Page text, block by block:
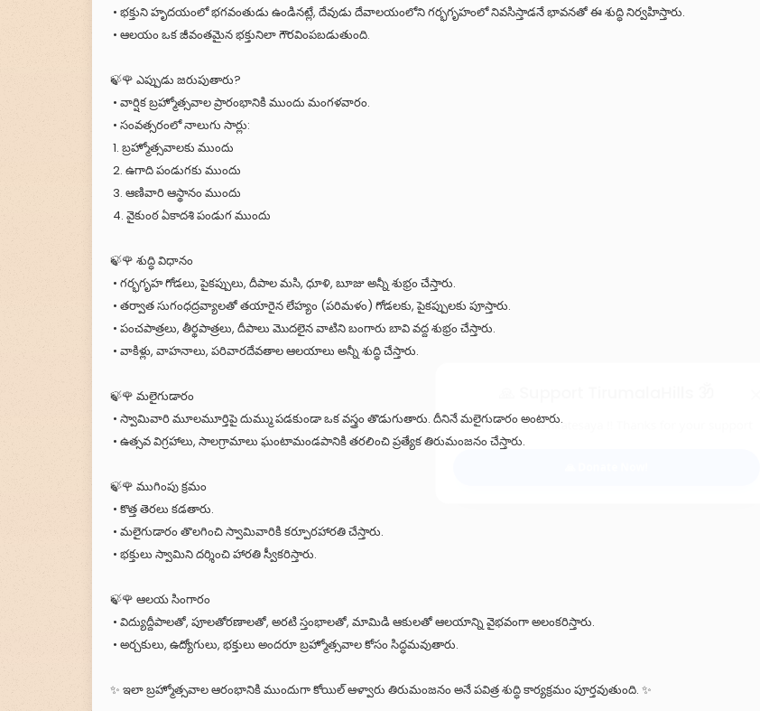
• భక్తుని హృదయంలో భగవంతుడు ఉండినట్లే, దేవుడు దేవాలయంలోని గర్భగృహంలో నివసిస్తాడనే భావనతో ఈ శుద్ధి నిర్వహిస్తారు.
• ఆలయం ఒక జీవంతమైన భక్తునిలా గౌరవింపబడుతుంది.
🍃🌹 ఎప్పుడు జరుపుతారు?
• వార్షిక బ్రహ్మోత్సవాల ప్రారంభానికి ముందు మంగళవారం.
• సంవత్సరంలో నాలుగు సార్లు:
1. బ్రహ్మోత్సవాలకు ముందు
2. ఉగాది పండుగకు ముందు
3. ఆణివారి ఆస్థానం ముందు
4. వైకుంఠ ఏకాదశి పండుగ ముందు
🍃🌹 శుద్ధి విధానం
• గర్భగృహ గోడలు, పైకప్పులు, దీపాల మసి, ధూళి, బూజు అన్నీ శుభ్రం చేస్తారు.
• తర్వాత సుగంధద్రవ్యాలతో తయారైన లేహ్యం (పరిమళం) గోడలకు, పైకప్పులకు పూస్తారు.
• పంచపాత్రలు, తీర్థపాత్రలు, దీపాలు మొదలైన వాటిని బంగారు బావి వద్ద శుభ్రం చేస్తారు.
• వాకిళ్లు, వాహనాలు, పరివారదేవతాల ఆలయాలు అన్నీ శుద్ధి చేస్తారు.
🍃🌹 మలైగుడారం
• స్వామివారి మూలమూర్తిపై దుమ్ము పడకుండా ఒక వస్త్రం తొడుగుతారు. దీనినే మలైగుడారం అంటారు.
• ఉత్సవ విగ్రహాలు, సాలగ్రామాలు ఘంటామండపానికి తరలించి ప్రత్యేక తిరుమంజనం చేస్తారు.
🍃🌹 ముగింపు క్రమం
• కొత్త తెరలు కడతారు.
• మలైగుడారం తొలగించి స్వామివారికి కర్పూరహారతి చేస్తారు.
• భక్తులు స్వామిని దర్శించి హారతి స్వీకరిస్తారు.
🍃🌹 ఆలయ సింగారం
• విద్యుద్దీపాలతో, పూలతోరణాలతో, అరటి స్తంభాలతో, మామిడి ఆకులతో ఆలయాన్ని వైభవంగా అలంకరిస్తారు.
• అర్చకులు, ఉద్యోగులు, భక్తులు అందరూ బ్రహ్మోత్సవాల కోసం సిద్ధమవుతారు.
✨ ఇలా బ్రహ్మోత్సవాల ఆరంభానికి ముందుగా కోయిల్ ఆళ్వారు తిరుమంజనం అనే పవిత్ర శుద్ధి కార్యక్రమం పూర్తవుతుంది. ✨
!! Om Namo Venkatesaya !! Thanks for your support